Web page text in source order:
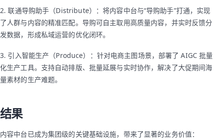
2. 联通导购助手（Distribute）：将内容中台与“导购助手”打通，实现
了人群与内容的精准匹配。导购可自主取用高质量内容，并实时反馈分
发数据，形成私域运营的优化闭环。
3. 引入智能生产（Produce）：针对电商主图场景，部署了 AIGC 批量
化生产工具。支持自动排版、批量延展与实时协作，解决了大促期间海
量素材的生产难题。
结果
内容中台已成为集团级的关键基础设施，带来了显著的业务价值：